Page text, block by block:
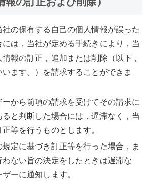
の保有する自己の個人情報が誤った
は，当社が定める手続きにより，当
報の訂正，追加または削除（以下，
います。）を請求することができま
から前項の請求を受けてその請求に
と判断した場合には，遅滞なく，当
等を行うものとします。
定に基づき訂正等を行った場合，ま
わない旨の決定をしたときは遅滞な
ーに通知します。